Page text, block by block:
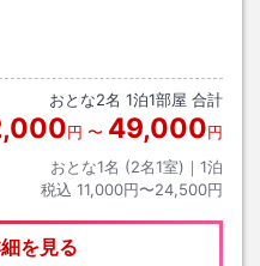
おとな2名 1泊1部屋 合計
円 〜 49,000円
おとな1名 (2名1室)｜ 1泊
税込 11,000円〜24,500円
を見る